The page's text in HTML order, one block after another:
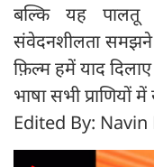
बल्कि यह पालतू
संवेदनशीलता समझने
फ़िल्म हमें याद
भाषा सभी प्राणियों
Edited By: Navin